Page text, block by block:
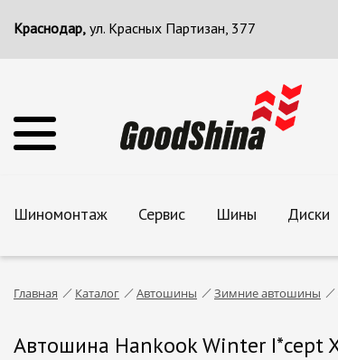
Краснодар, ул. Красных Партизан, 377
Шиномонтаж Сервис Шины Диски
Главная Каталог Автошины Зимние автошины
Автошина Hankook Winter I*cept